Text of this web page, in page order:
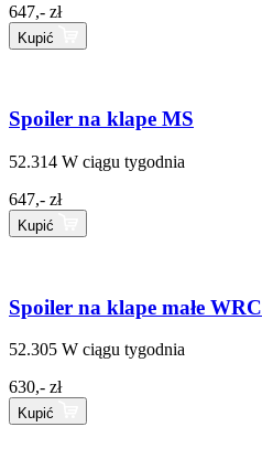
647,- zł
Kupić
Spoiler na klape MS
52.314 W ciągu tygodnia
647,- zł
Kupić
Spoiler na klape małe WRC
52.305 W ciągu tygodnia
630,- zł
Kupić